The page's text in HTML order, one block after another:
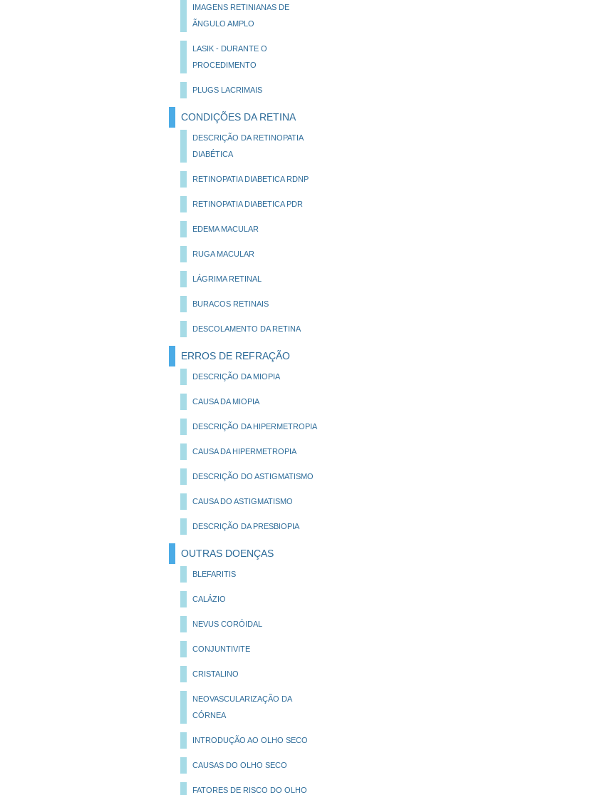
IMAGENS RETINIANAS DE
ÃNGULO AMPLO
LASIK - DURANTE O
PROCEDIMENTO
PLUGS LACRIMAIS
CONDIÇÕES DA RETINA
DESCRIÇÃO DA RETINOPATIA
DIABÉTICA
RETINOPATIA DIABETICA RDNP
RETINOPATIA DIABETICA PDR
EDEMA MACULAR
RUGA MACULAR
LÁGRIMA RETINAL
BURACOS RETINAIS
DESCOLAMENTO DA RETINA
ERROS DE REFRAÇÃO
DESCRIÇÃO DA MIOPIA
CAUSA DA MIOPIA
DESCRIÇÃO DA HIPERMETROPIA
CAUSA DA HIPERMETROPIA
DESCRIÇÃO DO ASTIGMATISMO
CAUSA DO ASTIGMATISMO
DESCRIÇÃO DA PRESBIOPIA
OUTRAS DOENÇAS
BLEFARITIS
CALÁZIO
NEVUS CORÓIDAL
CONJUNTIVITE
CRISTALINO
NEOVASCULARIZAÇÃO DA
CÓRNEA
INTRODUÇÃO AO OLHO SECO
CAUSAS DO OLHO SECO
FATORES DE RISCO DO OLHO